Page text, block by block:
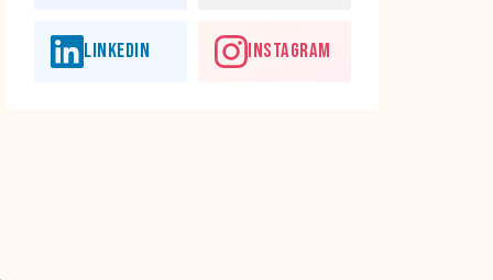
LINKEDIN INSTAGRAM